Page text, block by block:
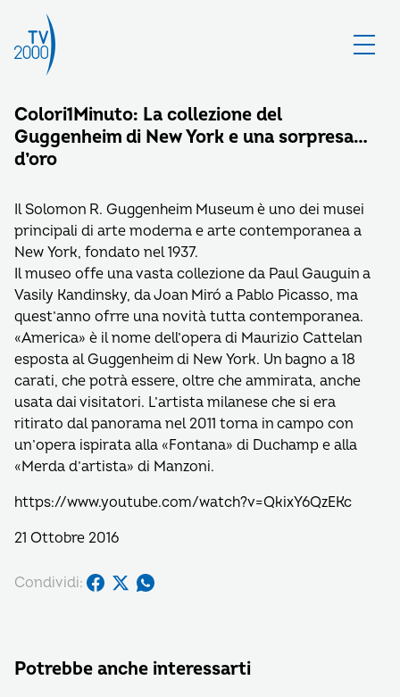
Colori1Minuto: La collezione del
Guggenheim di New York e una sorpresa…
d’oro
Il Solomon R. Guggenheim Museum è uno dei musei
principali di arte moderna e arte contemporanea a
New York, fondato nel 1937.
Il museo offe una vasta collezione da Paul Gauguin a
Vasily Kandinsky, da Joan Miró a Pablo Picasso, ma
quest’anno ofrre una novità tutta contemporanea.
«America» è il nome dell’opera di Maurizio Cattelan
esposta al Guggenheim di New York. Un bagno a 18
carati, che potrà essere, oltre che ammirata, anche
usata dai visitatori. L’artista milanese che si era
ritirato dal panorama nel 2011 torna in campo con
un’opera ispirata alla «Fontana» di Duchamp e alla
«Merda d’artista» di Manzoni.
https://www.youtube.com/watch?v=QkixY6QzEKc
21 Ottobre 2016
Condividi:
Potrebbe anche interessarti